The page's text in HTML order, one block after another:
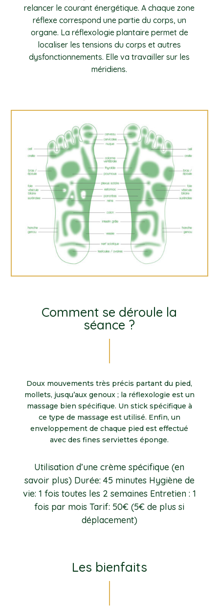
relancer le courant énergétique. A chaque zone
réflexe correspond une partie du corps, un
organe. La réflexologie plantaire permet de
localiser les tensions du corps et autres
dysfonctionnements. Elle va travailler sur les
méridiens.
Comment se déroule la
séance ?
Doux mouvements très précis partant du pied,
mollets, jusqu’aux genoux ; la réflexologie est un
massage bien spécifique. Un stick spécifique à
ce type de massage est utilisé. Enfin, un
enveloppement de chaque pied est effectué
avec des fines serviettes éponge.
Utilisation d’une crème spécifique (en
savoir plus) Durée: 45 minutes Hygiène de
vie: 1 fois toutes les 2 semaines Entretien : 1
fois par mois Tarif: 50€ (5€ de plus si
déplacement)
Les bienfaits